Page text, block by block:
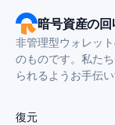
暗号資産の回
非管理型ウォレッ
のものです。私た
られるようお手伝い
復元